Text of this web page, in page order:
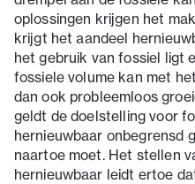
oplossingen krijgen het
krijgt het aandeel
het gebruik van fossiel ligt
fossiele volume kan met
dan ook probleemloos
geldt de doelstelling voor
hernieuwbaar onbegrensd
naartoe moet. Het stellen
hernieuwbaar leidt ertoe